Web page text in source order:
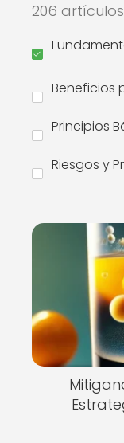
206 artículos
Beneficios
Principios
Riesgos y